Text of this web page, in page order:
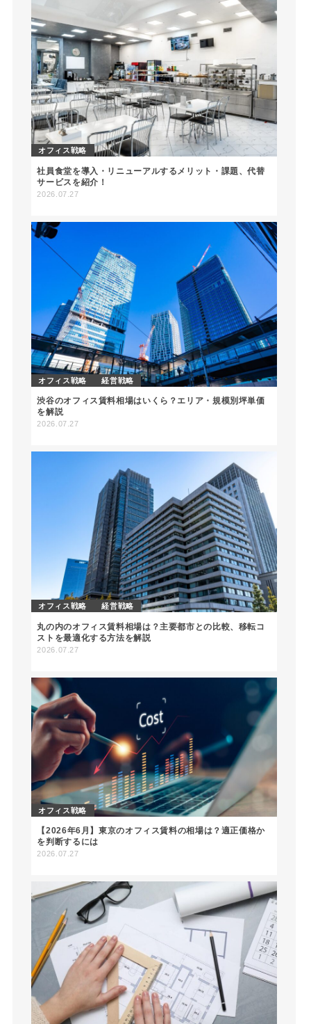
オフィス戦略
社員食堂を導入・リニューアルするメリット・課題、代替
サービスを紹介！
2026.07.27
オフィス戦略 経営戦略
渋谷のオフィス賃料相場はいくら？エリア・規模別坪単価
を解説
2026.07.27
オフィス戦略 経営戦略
丸の内のオフィス賃料相場は？主要都市との比較、移転コ
ストを最適化する方法を解説
2026.07.27
オフィス戦略
【2026年6月】東京のオフィス賃料の相場は？適正価格か
を判断するには
2026.07.27